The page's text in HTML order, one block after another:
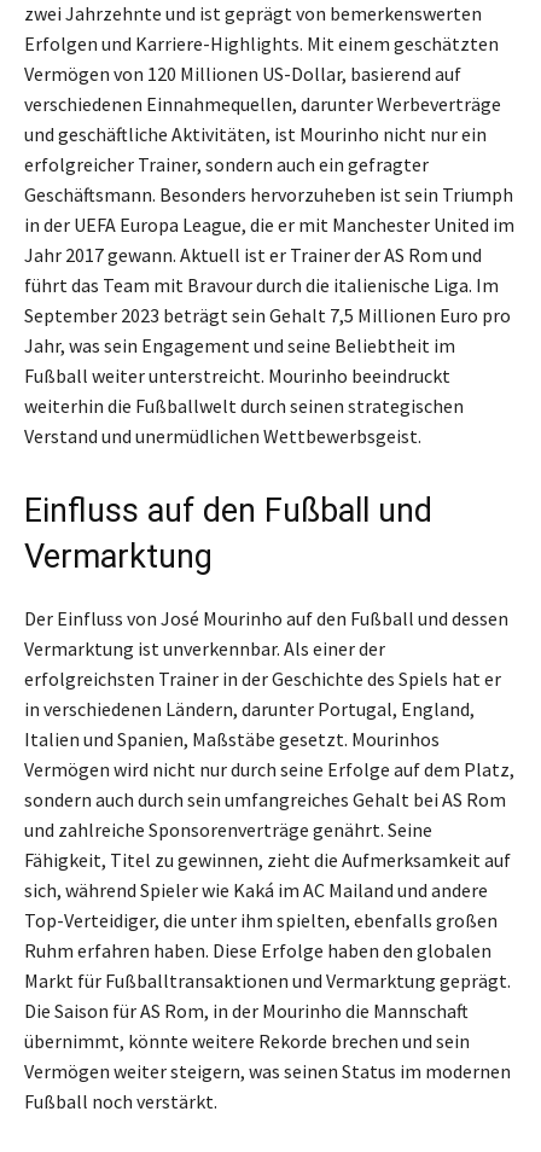
zwei Jahrzehnte und ist geprägt von bemerkenswerten
Erfolgen und Karriere-Highlights. Mit einem geschätzten
Vermögen von 120 Millionen US-Dollar, basierend auf
verschiedenen Einnahmequellen, darunter Werbeverträge
und geschäftliche Aktivitäten, ist Mourinho nicht nur ein
erfolgreicher Trainer, sondern auch ein gefragter
Geschäftsmann. Besonders hervorzuheben ist sein Triumph
in der UEFA Europa League, die er mit Manchester United im
Jahr 2017 gewann. Aktuell ist er Trainer der AS Rom und
führt das Team mit Bravour durch die italienische Liga. Im
September 2023 beträgt sein Gehalt 7,5 Millionen Euro pro
Jahr, was sein Engagement und seine Beliebtheit im
Fußball weiter unterstreicht. Mourinho beeindruckt
weiterhin die Fußballwelt durch seinen strategischen
Verstand und unermüdlichen Wettbewerbsgeist.
Einfluss auf den Fußball und
Vermarktung
Der Einfluss von José Mourinho auf den Fußball und dessen
Vermarktung ist unverkennbar. Als einer der
erfolgreichsten Trainer in der Geschichte des Spiels hat er
in verschiedenen Ländern, darunter Portugal, England,
Italien und Spanien, Maßstäbe gesetzt. Mourinhos
Vermögen wird nicht nur durch seine Erfolge auf dem Platz,
sondern auch durch sein umfangreiches Gehalt bei AS Rom
und zahlreiche Sponsorenverträge genährt. Seine
Fähigkeit, Titel zu gewinnen, zieht die Aufmerksamkeit auf
sich, während Spieler wie Kaká im AC Mailand und andere
Top-Verteidiger, die unter ihm spielten, ebenfalls großen
Ruhm erfahren haben. Diese Erfolge haben den globalen
Markt für Fußballtransaktionen und Vermarktung geprägt.
Die Saison für AS Rom, in der Mourinho die Mannschaft
übernimmt, könnte weitere Rekorde brechen und sein
Vermögen weiter steigern, was seinen Status im modernen
Fußball noch verstärkt.